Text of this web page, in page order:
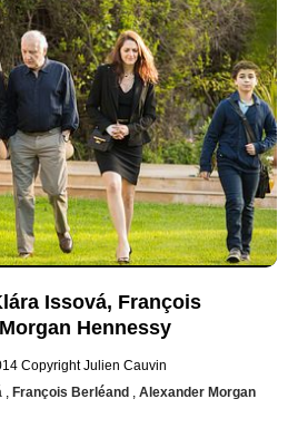
Issová, François
Hennessy
Copyright Julien Cauvin
, François Berléand , Alexander Morgan